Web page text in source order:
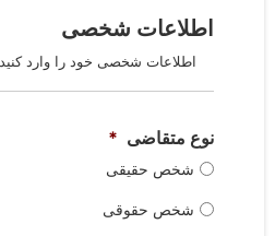
اطلاعات شخصی
اطلاعات شخصی خود را وارد کنید
نوع متقاضی *
شخص حقیقی
شخص حقوقی